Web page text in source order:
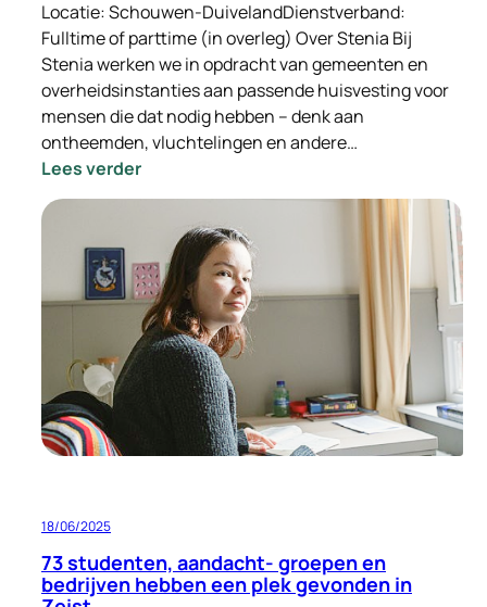
Locatie: Schouwen-DuivelandDienstverband:
Fulltime of parttime (in overleg) Over Stenia Bij
Stenia werken we in opdracht van gemeenten en
overheidsinstanties aan passende huisvesting voor
mensen die dat nodig hebben – denk aan
ontheemden, vluchtelingen en andere…
Lees verder:
-
Wooncoach
Opvanglocaties
Stenia
18/06/2025
73 studenten, aandacht- groepen en
bedrijven hebben een plek gevonden in